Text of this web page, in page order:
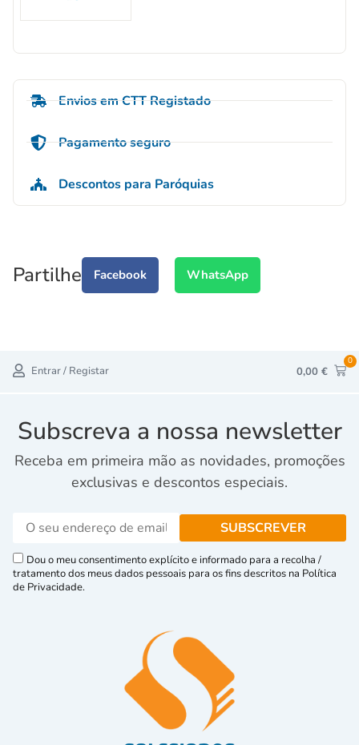
Envios em CTT Registado
Pagamento seguro
Descontos para Paróquias
Partilhe Facebook WhatsApp
Entrar / Registar 0,00 €
0
Subscreva a nossa newsletter
Receba em primeira mão as novidades, promoções
exclusivas e descontos especiais.
Dou o meu consentimento explícito e informado para a recolha /
tratamento dos meus dados pessoais para os fins descritos na Política
de Privacidade.